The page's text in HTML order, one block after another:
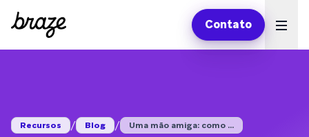
Contato
Recursos / Blog / Uma mão amiga: como ...